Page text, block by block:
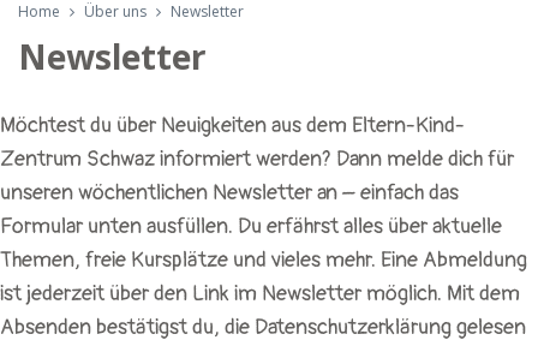
Home Über uns Newsletter
Newsletter
Möchtest du über Neuigkeiten aus dem Eltern-Kind-
Zentrum Schwaz informiert werden? Dann melde dich für
unseren wöchentlichen Newsletter an – einfach das
Formular unten ausfüllen. Du erfährst alles über aktuelle
Themen, freie Kursplätze und vieles mehr. Eine Abmeldung
ist jederzeit über den Link im Newsletter möglich. Mit dem
Absenden bestätigst du, die Datenschutzerklärung gelesen